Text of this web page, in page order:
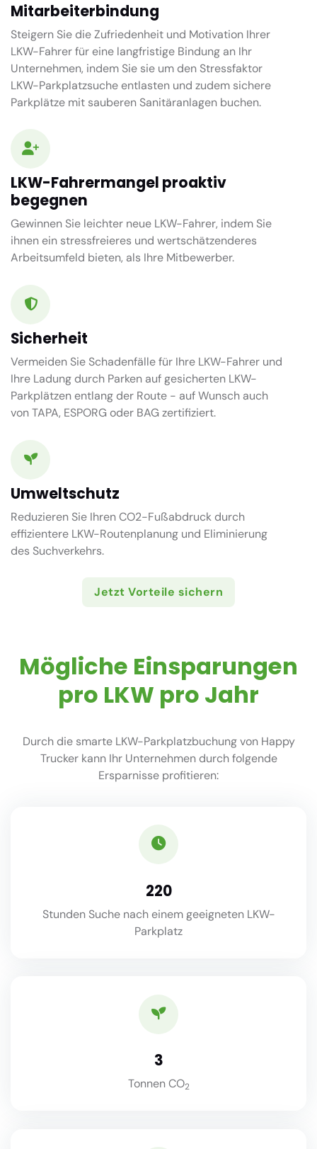
Mitarbeiterbindung
Steigern Sie die Zufriedenheit und Motivation Ihrer
LKW-Fahrer für eine langfristige Bindung an Ihr
Unternehmen, indem Sie sie um den Stressfaktor
LKW-Parkplatzsuche entlasten und zudem sichere
Parkplätze mit sauberen Sanitäranlagen buchen.
LKW-Fahrermangel proaktiv
begegnen
Gewinnen Sie leichter neue LKW-Fahrer, indem Sie
ihnen ein stressfreieres und wertschätzenderes
Arbeitsumfeld bieten, als Ihre Mitbewerber.
Sicherheit
Vermeiden Sie Schadenfälle für Ihre LKW-Fahrer und
Ihre Ladung durch Parken auf gesicherten LKW-
Parkplätzen entlang der Route - auf Wunsch auch
von TAPA, ESPORG oder BAG zertifiziert.
Umweltschutz
Reduzieren Sie Ihren CO2-Fußabdruck durch
effizientere LKW-Routenplanung und Eliminierung
des Suchverkehrs.
Jetzt Vorteile sichern
Mögliche Einsparungen
pro LKW pro Jahr
Durch die smarte LKW-Parkplatzbuchung von Happy
Trucker kann Ihr Unternehmen durch folgende
Ersparnisse profitieren:
220
Stunden Suche nach einem geeigneten LKW-
Parkplatz
3
Tonnen CO2